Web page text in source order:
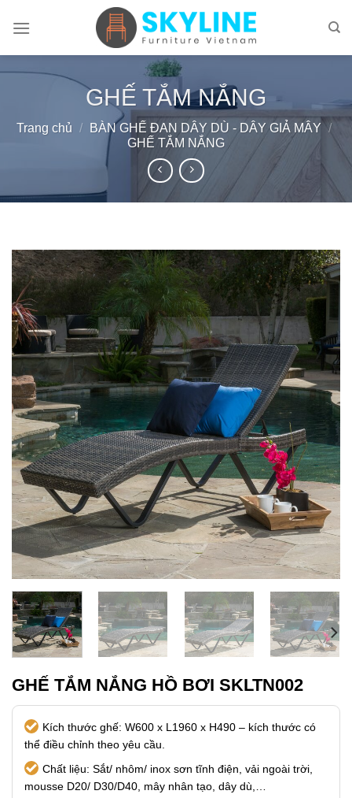
GHẾ TẮM NẮNG
Trang chủ / BÀN GHẾ ĐAN DÂY DÙ - DÂY GIẢ MÂY /
GHẾ TẮM NẮNG
GHẾ TẮM NẮNG HỒ BƠI SKLTN002
Kích thước ghế: W600 x L1960 x H490 – kích thước có
thể điều chỉnh theo yêu cầu.
Chất liệu: Sắt/ nhôm/ inox sơn tĩnh điện, vải ngoài trời,
mousse D20/ D30/D40, mây nhân tạo, dây dù,…